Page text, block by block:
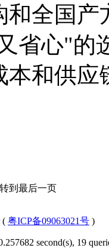
和全国
省心"的
本和供应
到最后一页
( 粤ICP备09063021号 )
second(s), 19